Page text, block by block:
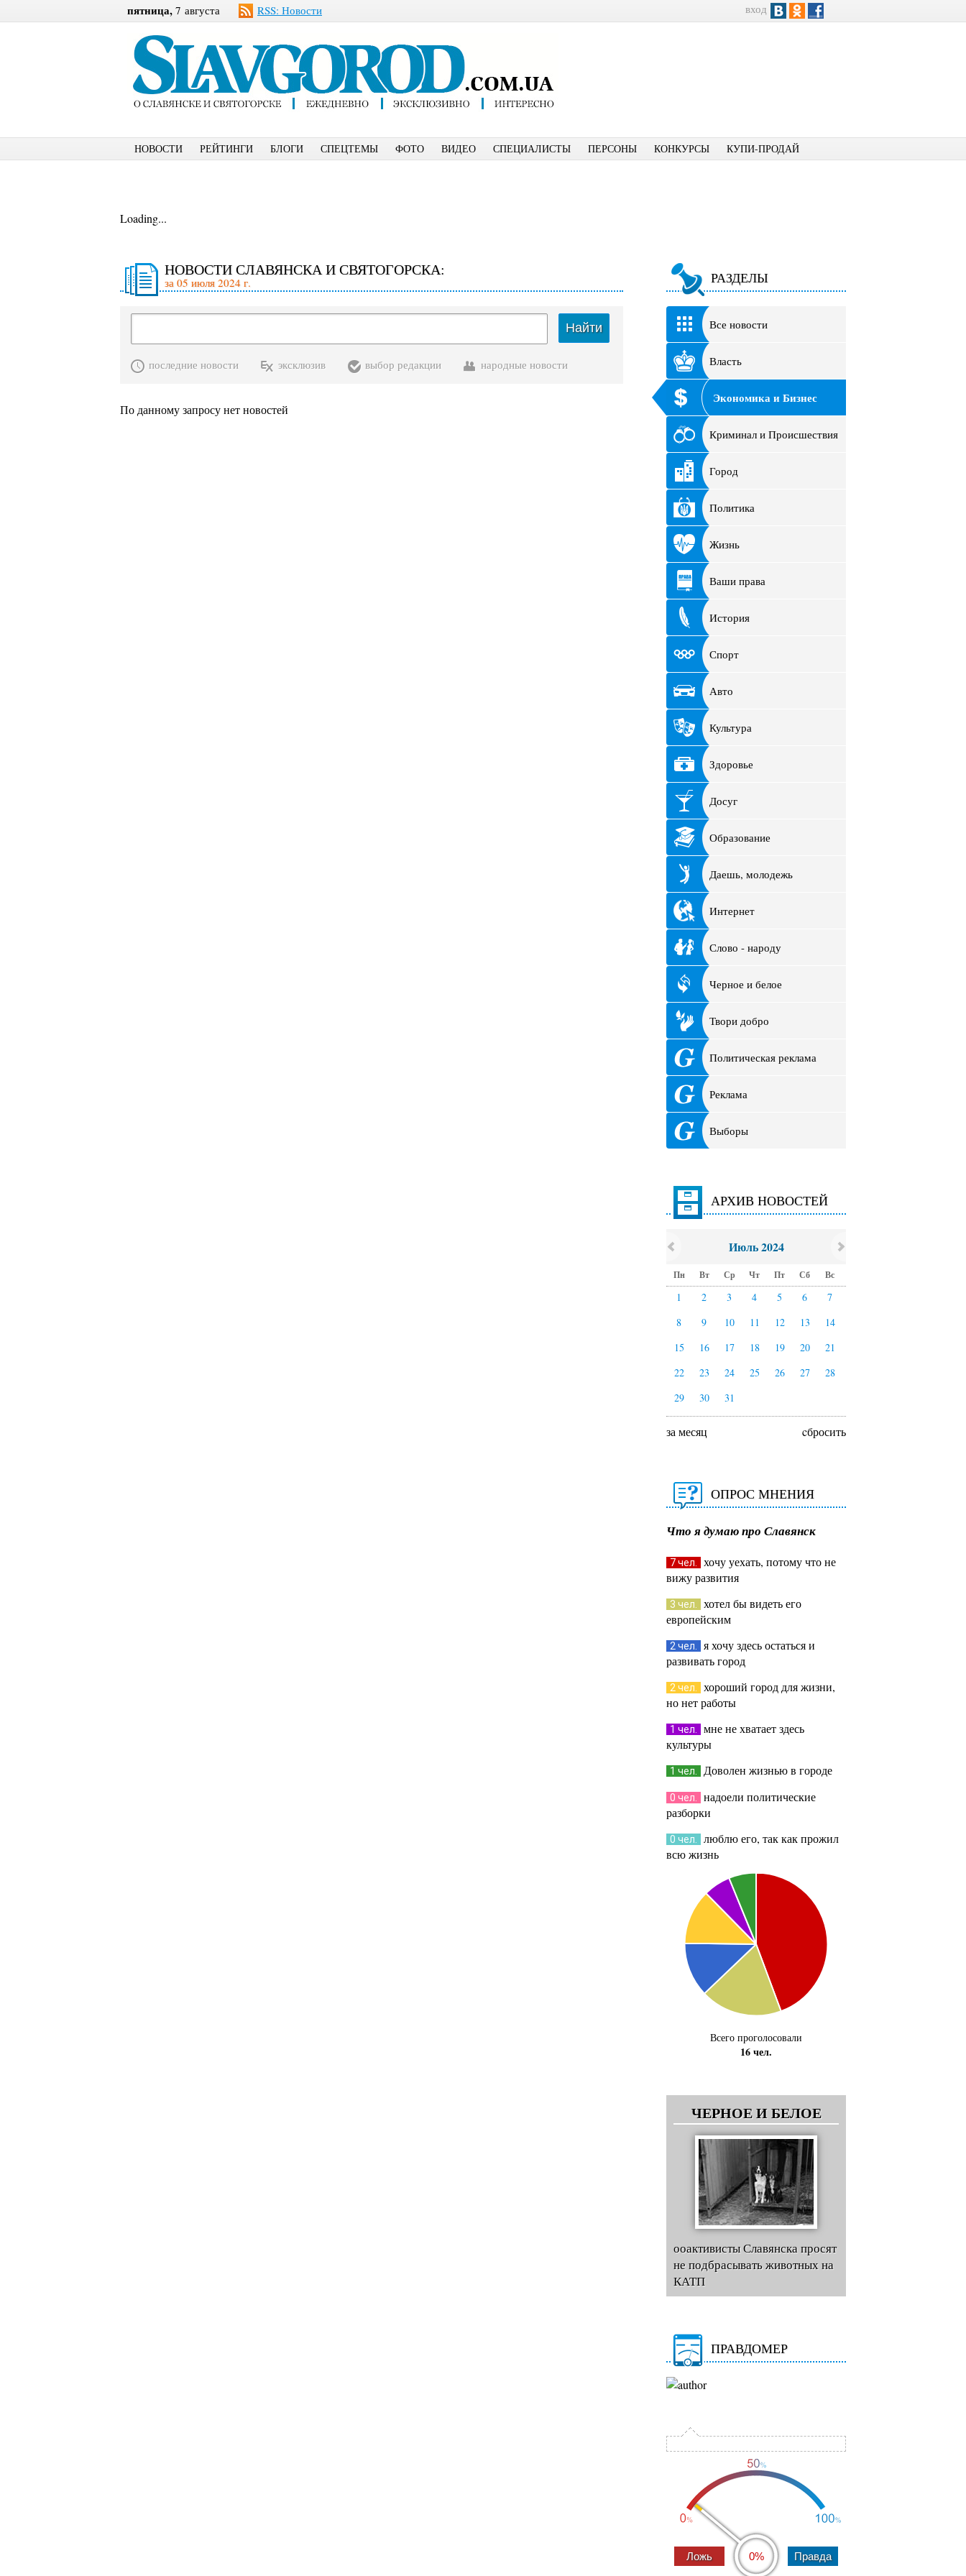
пятница, 7 августа RSS: Новости вход
НОВОСТИ РЕЙТИНГИ БЛОГИ СПЕЦТЕМЫ ФОТО ВИДЕО СПЕЦИАЛИСТЫ ПЕРСОНЫ КОНКУРСЫ КУПИ-ПРОДАЙ
Loading...
НОВОСТИ СЛАВЯНСКА И СВЯТОГОРСКА:
за 05 июля 2024 г.
Найти
последние новости эксклюзив выбор редакции народные новости
По данному запросу нет новостей
РАЗДЕЛЫ
Все новости
Власть
Экономика и Бизнес
Криминал и Происшествия
Город
Политика
Жизнь
Ваши права
История
Спорт
Авто
Культура
Здоровье
Досуг
Образование
Даешь, молодежь
Интернет
Слово - народу
Черное и белое
Твори добро
Политическая реклама
Реклама
Выборы
АРХИВ НОВОСТЕЙ
Июль 2024
Пн Вт Ср Чт Пт Сб Вс
1 2 3 4 5 6
7
8
9 10 11 12 13
14
15
16 17 18 19 20
21
22
23 24 25 26 27
28
29
30 31
за месяц cбросить
ОПРОС МНЕНИЯ
Что я думаю про Славянск
7 чел.
хочу уехать, потому что не
вижу развития
3 чел.
хотел бы видеть его
европейским
2 чел.
я хочу здесь остаться и
развивать город
2 чел.
хороший город для жизни,
но нет работы
1 чел.
мне не хватает здесь
культуры
1 чел. Доволен жизнью в городе
0 чел.
надоели политические
разборки
0 чел.
люблю его, так как прожил
всю жизнь
Всего проголосовали
16 чел.
ЧЕРНОЕ И БЕЛОЕ
ооактивисты Славянска просят
не подбрасывать животных на
КАТП
ПРАВДОМЕР
0%